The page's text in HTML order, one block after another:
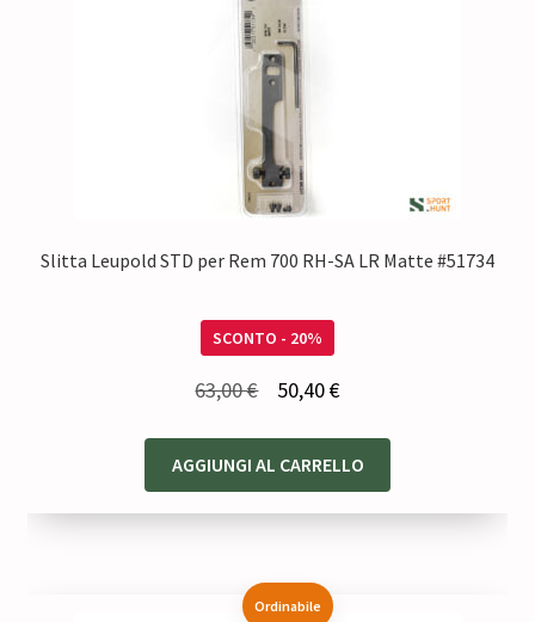
Slitta Leupold STD per Rem 700 RH-SA LR Matte #51734
SCONTO - 20%
63,00€
originale
era:
50,40€Il
attuale
è:
AGGIUNGI AL CARRELLO
Ordinabile